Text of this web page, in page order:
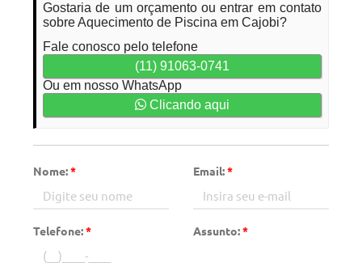
Gostaria de um orçamento ou entrar em contato
sobre Aquecimento de Piscina em Cajobi?
Fale conosco pelo telefone
(11) 91063-0741
Ou em nosso WhatsApp
Clicando aqui
Nome:* Email:*
Telefone:* Assunto:*